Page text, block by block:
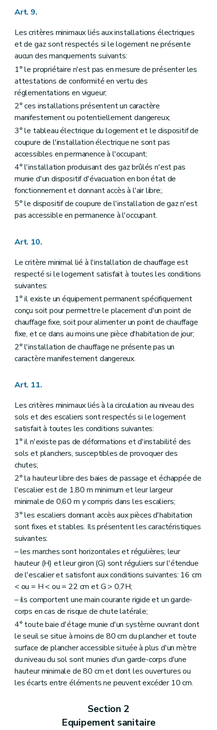
Art. 9.
Les critères minimaux liés aux installations électriques
et de gaz sont respectés si le logement ne présente
aucun des manquements suivants:
1° le propriétaire n'est pas en mesure de présenter les
attestations de conformité en vertu des
réglementations en vigueur;
2° ces installations présentent un caractère
manifestement ou potentiellement dangereux;
3° le tableau électrique du logement et le dispositif de
coupure de l'installation électrique ne sont pas
accessibles en permanence à l'occupant;
4° l'installation produisant des gaz brûlés n'est pas
munie d'un dispositif d'évacuation en bon état de
fonctionnement et donnant accès à l'air libre;.
5° le dispositif de coupure de l'installation de gaz n'est
pas accessible en permanence à l'occupant.
Art. 10.
Le critère minimal lié à l'installation de chauffage est
respecté si le logement satisfait à toutes les conditions
suivantes:
1° il existe un équipement permanent spécifiquement
conçu soit pour permettre le placement d'un point de
chauffage fixe, soit pour alimenter un point de chauffage
fixe, et ce dans au moins une pièce d'habitation de jour;
2° l'installation de chauffage ne présente pas un
caractère manifestement dangereux.
Art. 11.
Les critères minimaux liés à la circulation au niveau des
sols et des escaliers sont respectés si le logement
satisfait à toutes les conditions suivantes:
1° il n'existe pas de déformations et d'instabilité des
sols et planchers, susceptibles de provoquer des
chutes;
2° la hauteur libre des baies de passage et échappée de
l'escalier est de 1,80 m minimum et leur largeur
minimale de 0,60 m y compris dans les escaliers;
3° les escaliers donnant accès aux pièces d'habitation
sont fixes et stables. Ils présentent les caractéristiques
suivantes:
– les marches sont horizontales et régulières; leur
hauteur (H) et leur giron (G) sont réguliers sur l'étendue
de l'escalier et satisfont aux conditions suivantes: 16 cm
< ou = H < ou = 22 cm et G > 0,7H;
– ils comportent une main courante rigide et un garde-
corps en cas de risque de chute latérale;
4° toute baie d'étage munie d'un système ouvrant dont
le seuil se situe à moins de 80 cm du plancher et toute
surface de plancher accessible située à plus d'un mètre
du niveau du sol sont munies d'un garde-corps d'une
hauteur minimale de 80 cm et dont les ouvertures ou
les écarts entre éléments ne peuvent excéder 10 cm.
Section 2
Equipement sanitaire